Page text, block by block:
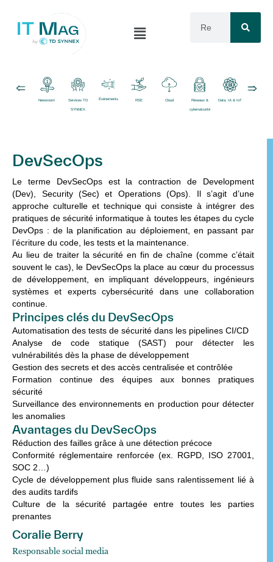
Newsroom Services TD
SYNNEX
Événements RSE Cloud Réseaux &
cybersécurité
Data, IA & IoT
DevSecOps
Le terme DevSecOpsest la contraction de Development
(Dev)
Security (Sec) et Operations (Ops) . Il s’agit d’une
approche culturelle et technique qui consiste à intégrer des
pratiques desécurité informatique à toutes les étapes du cycle
DevOps : de la planification au déploiement, en passant par
l’écriture du code, les tests et la maintenance.
Au lieu de traiter la sécurité en fin de chaîne (comme c’était
souvent le cas), le DevSecOps la place au cœur du processus
de développement , en impliquant développeurs, ingénieurs
systèmes et experts cybersécurité dans une collaboration
continue.
Principes clés du DevSecOps
Automatisation des tests de sécurité dans les pipelines CI/CD
Analyse de code statique(SAST) pour détecter les
vulnérabilités dès la phase de développement
Gestion des secrets et des accès centralisée et contrôlée
Formation continue des équipesaux bonnes pratiques
sécurité
Surveillance des environnements en production pour détecter
les anomalies
Avantages du DevSecOps
Réduction des failles grâce à une détection précoce
Conformité réglementaire renforcée(ex. RGPD, ISO 27001,
SOC 2…)
Cycle de développement plus fluide sans ralentissement lié à
des audits tardifs
Culture de la sécurité partagéeentre toutes les parties
prenantes
Coralie Berry
Responsable social media